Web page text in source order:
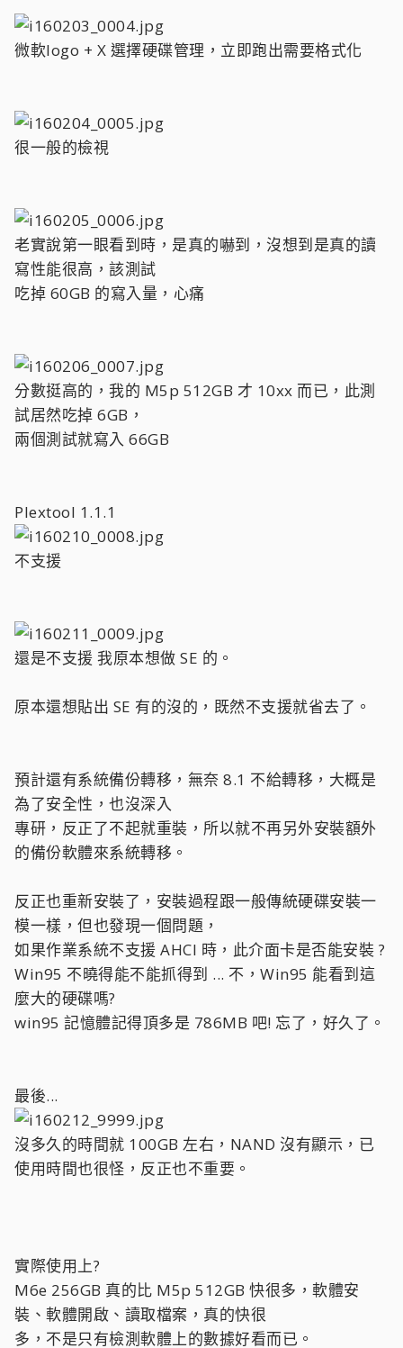
微軟logo + X 選擇硬碟管理，立即跑出需要格式化
很一般的檢視
老實說第一眼看到時，是真的嚇到，沒想到是真的讀
寫性能很高，該測試
吃掉 60GB 的寫入量，心痛
分數挺高的，我的 M5p 512GB 才 10xx 而已，此測
試居然吃掉 6GB，
兩個測試就寫入 66GB
Plextool 1.1.1
不支援
還是不支援 我原本想做 SE 的。
原本還想貼出 SE 有的沒的，既然不支援就省去了。
預計還有系統備份轉移，無奈 8.1 不給轉移，大概是
為了安全性，也沒深入
專研，反正了不起就重裝，所以就不再另外安裝額外
的備份軟體來系統轉移。
反正也重新安裝了，安裝過程跟一般傳統硬碟安裝一
模一樣，但也發現一個問題，
如果作業系統不支援 AHCI 時，此介面卡是否能安裝 ?
Win95 不曉得能不能抓得到 ... 不，Win95 能看到這
麼大的硬碟嗎?
win95 記憶體記得頂多是 786MB 吧! 忘了，好久了。
最後...
沒多久的時間就 100GB 左右，NAND 沒有顯示，已
使用時間也很怪，反正也不重要。
實際使用上?
M6e 256GB 真的比 M5p 512GB 快很多，軟體安
裝、軟體開啟、讀取檔案，真的快很
多，不是只有檢測軟體上的數據好看而已。